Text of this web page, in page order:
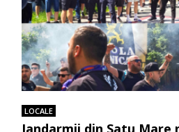
LOCALE